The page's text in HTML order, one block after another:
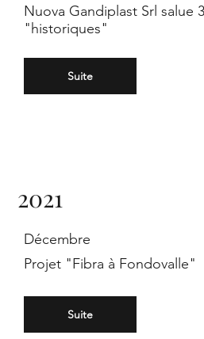
Nuova Gandiplast Srl salue
"historiques"
Suite
2021
Décembre
Projet "Fibra à Fondovalle"
Suite